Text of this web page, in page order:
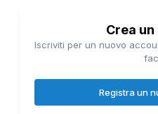
Crea
Iscriviti per un nuovo
Registra un